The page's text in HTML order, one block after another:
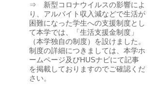
⇒ 新型コロナウイルスの影響によ
り、アルバイト収入減などで生活が
困難になった学生への支援制度とし
て本学では、「生活支援金制度」
（本学独自の制度）を設けました。
制度の詳細につきましては、本学ホ
ームページ及びHUSナビにて記事
を掲載しておりますのでご確認くだ
さい。